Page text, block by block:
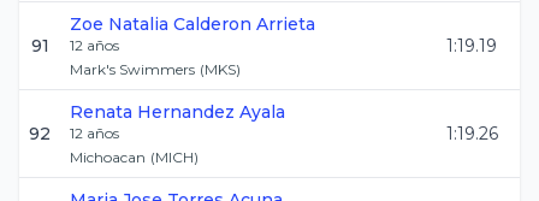
91
Zoe Natalia Calderon Arrieta
12 años
Mark's Swimmers (MKS)
1:19.19
92
Renata Hernandez Ayala
12 años
Michoacan (MICH)
1:19.26